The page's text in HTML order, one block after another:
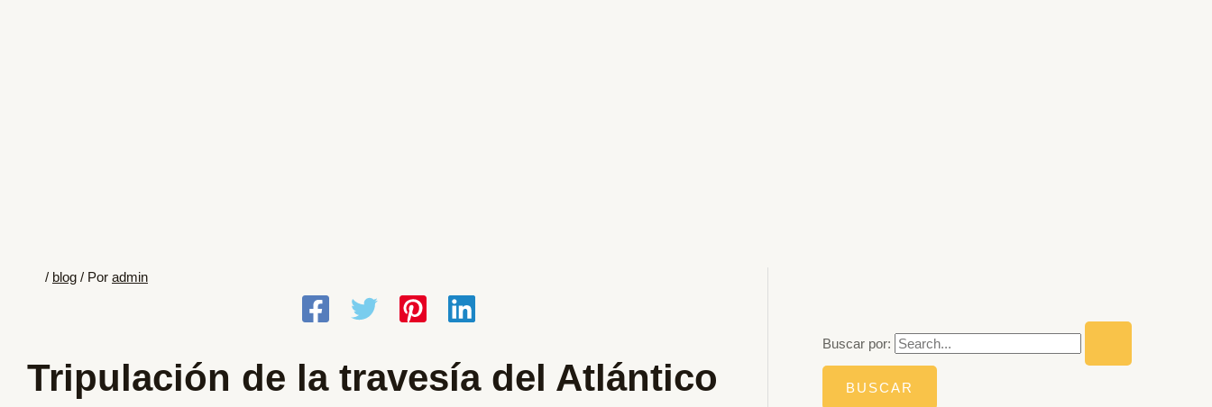
/ blog / Por admin
Tripulación de la travesía del Atlántico
Buscar por: